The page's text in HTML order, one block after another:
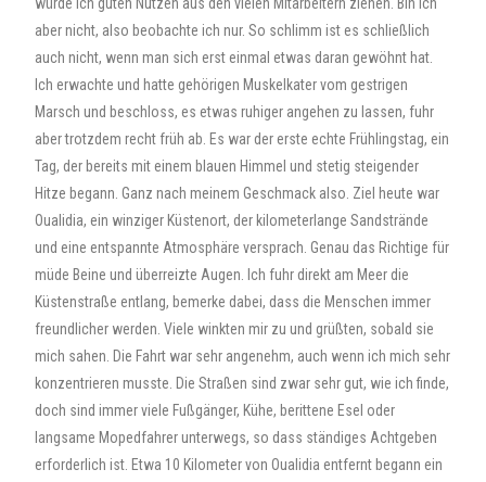
aber nicht, also beobachte ich nur. So schlimm ist es schließlich
auch nicht, wenn man sich erst einmal etwas daran gewöhnt hat.
Ich erwachte und hatte gehörigen Muskelkater vom gestrigen
Marsch und beschloss, es etwas ruhiger angehen zu lassen, fuhr
aber trotzdem recht früh ab. Es war der erste echte Frühlingstag, ein
Tag, der bereits mit einem blauen Himmel und stetig steigender
Hitze begann. Ganz nach meinem Geschmack also. Ziel heute war
Oualidia, ein winziger Küstenort, der kilometerlange Sandstrände
und eine entspannte Atmosphäre versprach. Genau das Richtige für
müde Beine und überreizte Augen. Ich fuhr direkt am Meer die
Küstenstraße entlang, bemerke dabei, dass die Menschen immer
freundlicher werden. Viele winkten mir zu und grüßten, sobald sie
mich sahen. Die Fahrt war sehr angenehm, auch wenn ich mich sehr
konzentrieren musste. Die Straßen sind zwar sehr gut, wie ich finde,
doch sind immer viele Fußgänger, Kühe, berittene Esel oder
langsame Mopedfahrer unterwegs, so dass ständiges Achtgeben
erforderlich ist. Etwa 10 Kilometer von Oualidia entfernt begann ein